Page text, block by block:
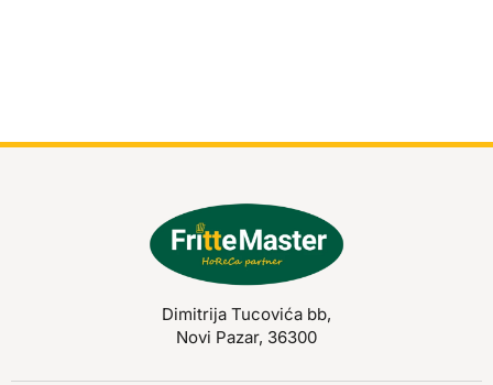
Dimitrija Tucovića bb,
Novi Pazar, 36300